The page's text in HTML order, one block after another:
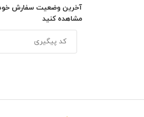
آخرین وضعیت سفارش خود
مشاهده کنید